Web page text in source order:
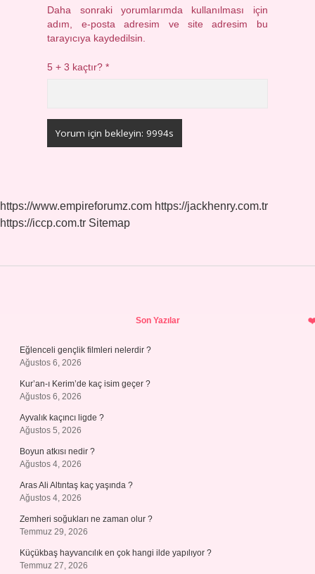
Daha sonraki yorumlarımda kullanılması için
adım, e-posta adresim ve site adresim bu
tarayıcıya kaydedilsin.
5 + 3 kaçtır?*
https://www.empireforumz.com https://jackhenry.com.tr
https://iccp.com.tr Sitemap
Son Yazılar
Eğlenceli gençlik filmleri nelerdir ?
Ağustos 6, 2026
Kur’an-ı Kerim’de kaç isim geçer ?
Ağustos 6, 2026
Ayvalık kaçıncı ligde ?
Ağustos 5, 2026
Boyun atkısı nedir ?
Ağustos 4, 2026
Aras Ali Altıntaş kaç yaşında ?
Ağustos 4, 2026
Zemheri soğukları ne zaman olur ?
Temmuz 29, 2026
Küçükbaş hayvancılık en çok hangi ilde yapılıyor ?
Temmuz 27, 2026